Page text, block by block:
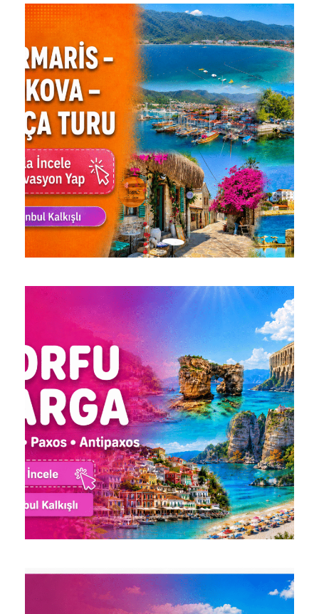
AKYAKA, AZMAK ÇAYI,
GÖKOVA VE DATÇA /
ÇERKEZKÖY – ÇORLU
KALKIŞLI
9.499 ₺
3 Gün 2 Gece
AKYAKA, AZMAK ÇAYI,
GÖKOVA VE DATÇA / 3 GÜN 2
GECE
8.999 ₺
3 Gün 2 gece
PARGA İON DENIZI YÜZME
TURLARI / 3 GECE
KONAKLAMA
15.423 ₺